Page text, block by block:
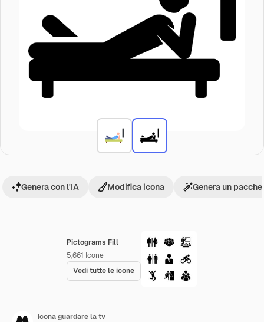
Pictograms Fill
5,661 Icone
Vedi tutte le icone
Genera con l'IA Modifica icona Genera un
Icona guardare la tv